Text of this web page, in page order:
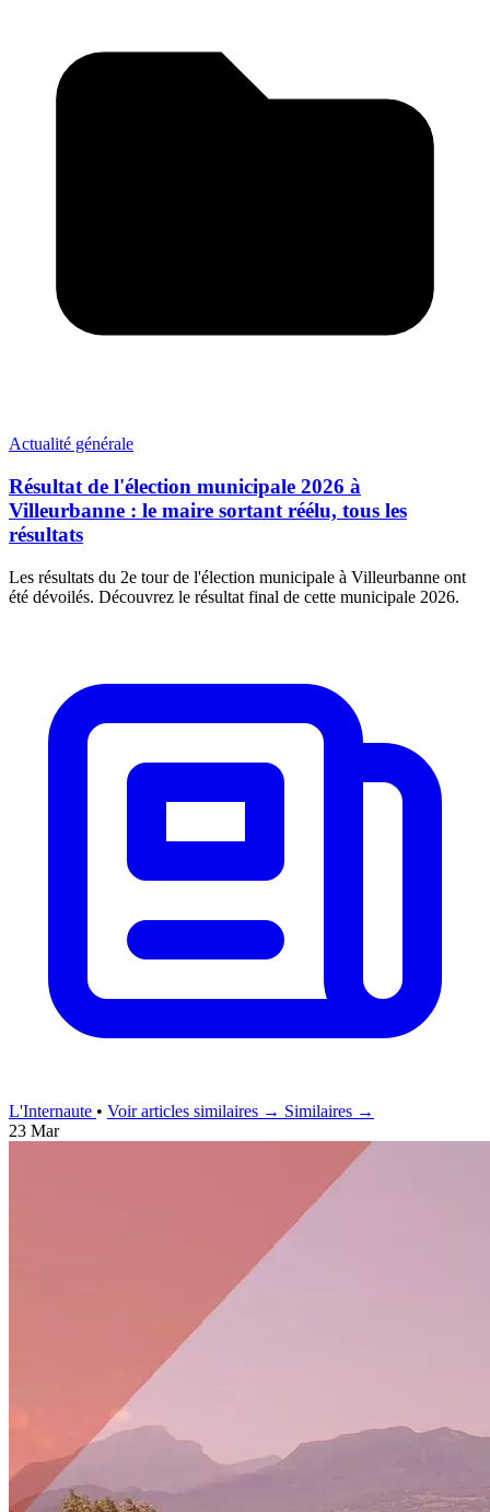
Actualité générale
Résultat de l'élection municipale 2026 à
Villeurbanne : le maire sortant réélu, tous les
résultats
Les résultats du 2e tour de l'élection municipale à Villeurbanne ont
été dévoilés. Découvrez le résultat final de cette municipale 2026.
L'Internaute • Voir articles similaires → Similaires →
23 Mar